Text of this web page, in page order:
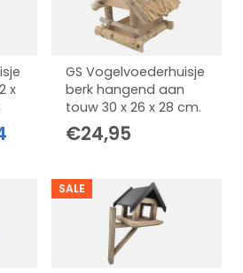
x
Huidige
GS Vogelvoederhuisje
berk hangend aan
touw 30 x 26 x 28 cm.
€24,95
SALE